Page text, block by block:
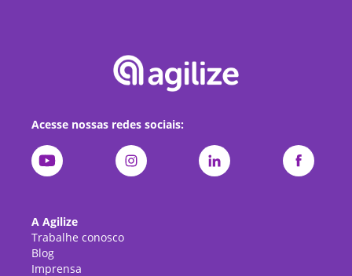
Acesse nossas redes sociais:
A Agilize
Trabalhe conosco
Blog
Imprensa